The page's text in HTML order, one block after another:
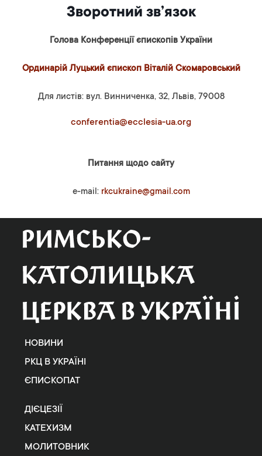
Зворотний зв’язок
Голова Конференції єпископів України
Ординарій Луцький єпископ Віталій Скомаровський
Для листів: вул. Винниченка, 32, Львів, 79008
conferentia@ecclesia-ua.org
Питання щодо сайту
e-mail: rkcukraine@gmail.com
НОВИНИ
РКЦ В УКРАЇНІ
ЄПИСКОПАТ
ДІЄЦЕЗІЇ
КАТЕХИЗМ
МОЛИТОВНИК